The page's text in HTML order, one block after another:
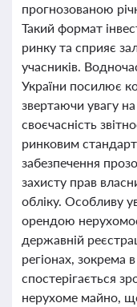
прогнозованою
Такий формат
ринку та сприяє
учасників.
України посилює
звертаючи увагу
своєчасність
ринковим
забезпечення
захисту прав
обліку. Особливу
орендою
державній
регіонах, зокрема
спостерігається
нерухоме майно,